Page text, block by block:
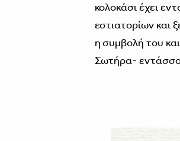
κολοκάσι έχει
εστιατορίων και
η συμβολή του
Σωτήρα-